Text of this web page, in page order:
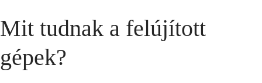
Mit tudnak a felújított
gépek?